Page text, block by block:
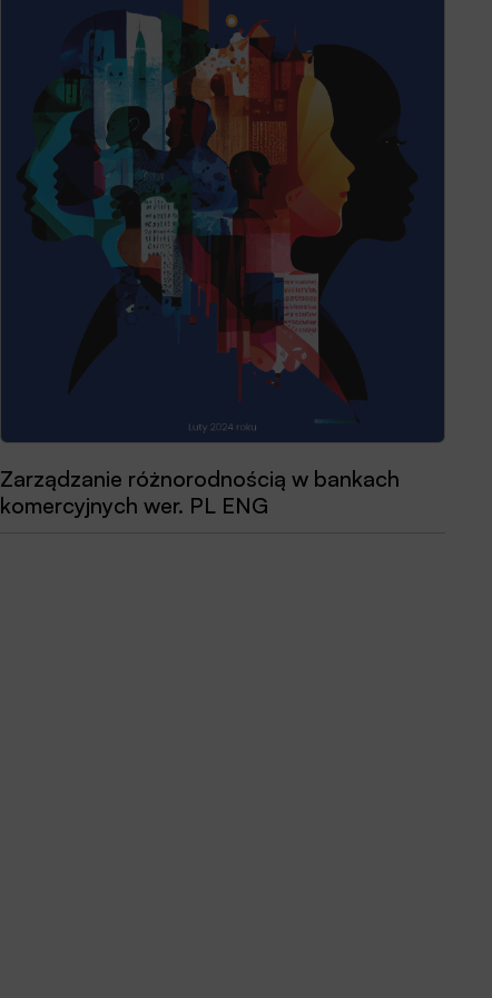
Zarządzanie różnorodnością w bankach
komercyjnych wer. PL ENG
Przewodnik dobrych praktyk 2025